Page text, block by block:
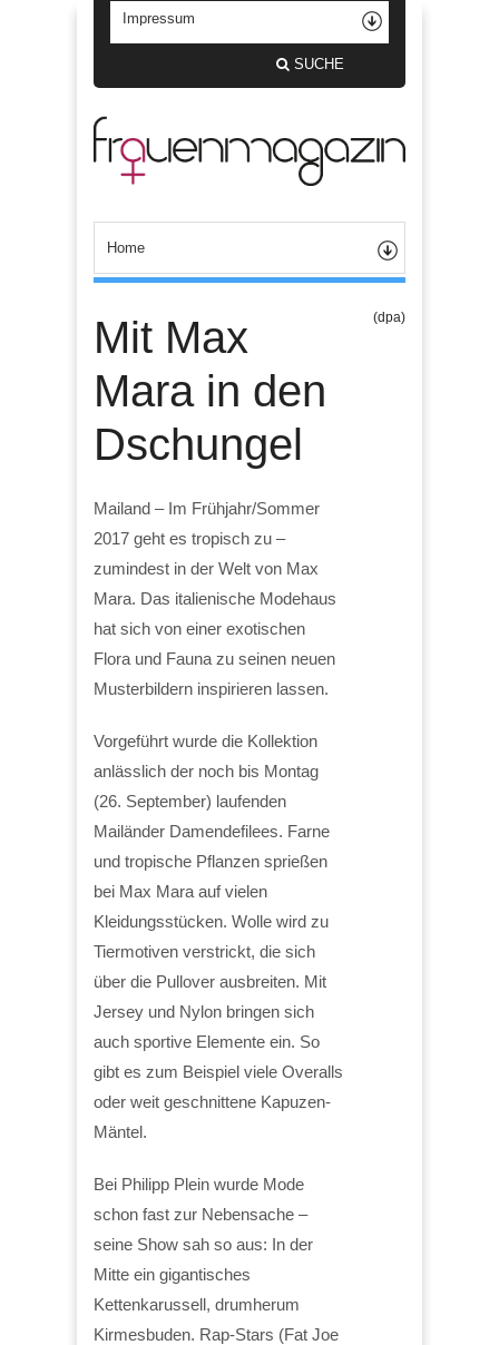
SUCHE
Mit Max
Mara in den
Dschungel
(dpa)
Mailand – Im Frühjahr/Sommer
2017 geht es tropisch zu –
zumindest in der Welt von Max
Mara. Das italienische Modehaus
hat sich von einer exotischen
Flora und Fauna zu seinen neuen
Musterbildern inspirieren lassen.
Vorgeführt wurde die Kollektion
anlässlich der noch bis Montag
(26. September) laufenden
Mailänder Damendefilees. Farne
und tropische Pflanzen sprießen
bei Max Mara auf vielen
Kleidungsstücken. Wolle wird zu
Tiermotiven verstrickt, die sich
über die Pullover ausbreiten. Mit
Jersey und Nylon bringen sich
auch sportive Elemente ein. So
gibt es zum Beispiel viele Overalls
oder weit geschnittene Kapuzen-
Mäntel.
Bei Philipp Plein wurde Mode
schon fast zur Nebensache –
seine Show sah so aus: In der
Mitte ein gigantisches
Kettenkarussell, drumherum
Kirmesbuden. Rap-Stars (Fat Joe